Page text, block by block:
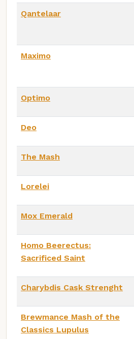
Qantelaar
Maximo
Optimo
Deo
The Mash
Lorelei
Mox Emerald
Homo Beerectus:
Sacrificed Saint
Charybdis Cask Strenght
Brewmance Mash of the
Classics Lupulus